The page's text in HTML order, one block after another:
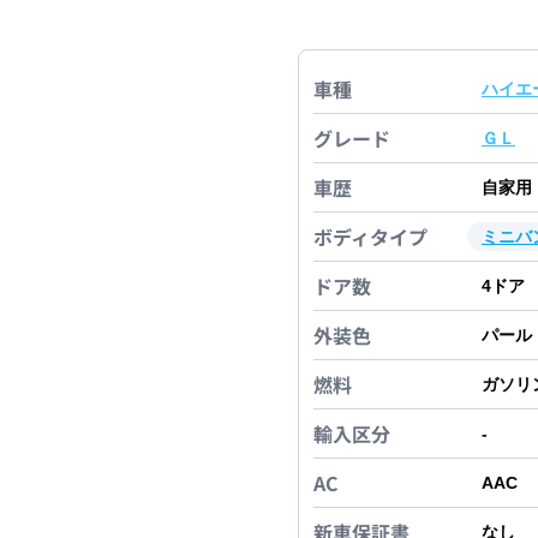
車種 ハイエ
グレード ＧＬ
車歴 自家用
ボディタイプ ミニ
ドア数 4 ドア
外装色 パール
燃料 ガソリ
輸入区分 -
AC AAC
新車保証書 なし